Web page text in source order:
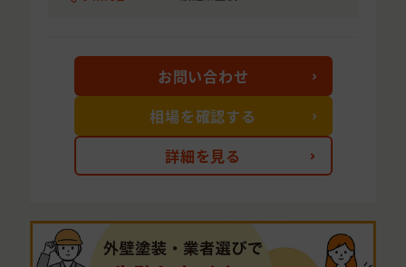
詳細を見る
お問い合わせ
相場を確認する